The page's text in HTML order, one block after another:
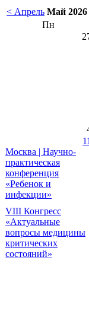
< Апрель Май 2026
Пн
11
Москва | Научно-
практическая
конференция
«Ребенок и
инфекции»
VIII Конгресс
«Актуальные
вопросы медицины
критических
состояний»